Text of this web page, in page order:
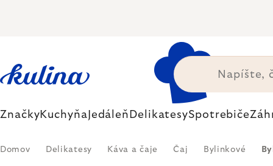
ZnačkyKuchyňa Jedáleň DelikatesySpotrebiče
Domov Delikatesy Káva a čaje Čaj Bylinkové